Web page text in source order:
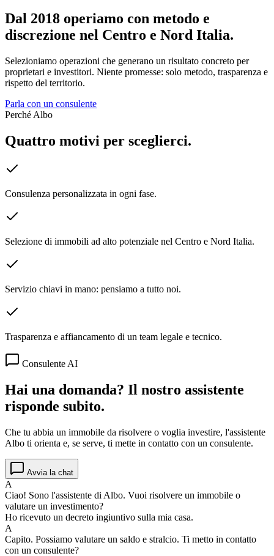
Dal 2018 operiamo con metodo e
discrezione nel Centro e Nord Italia.
Selezioniamo operazioni che generano un risultato concreto per
proprietari e investitori. Niente promesse: solo metodo, trasparenza e
rispetto del territorio.
Parla con un consulente
Perché Albo
Quattro motivi per sceglierci.
Consulenza personalizzata in ogni fase.
Selezione di immobili ad alto potenziale nel Centro e Nord Italia.
Servizio chiavi in mano: pensiamo a tutto noi.
Trasparenza e affiancamento di un team legale e tecnico.
Consulente AI
Hai una domanda? Il nostro assistente
risponde subito.
Che tu abbia un immobile da risolvere o voglia investire, l'assistente
Albo ti orienta e, se serve, ti mette in contatto con un consulente.
Avvia la chat
A
Ciao! Sono l'assistente di Albo. Vuoi risolvere un immobile o
valutare un investimento?
Ho ricevuto un decreto ingiuntivo sulla mia casa.
A
Capito. Possiamo valutare un saldo e stralcio. Ti metto in contatto
con un consulente?